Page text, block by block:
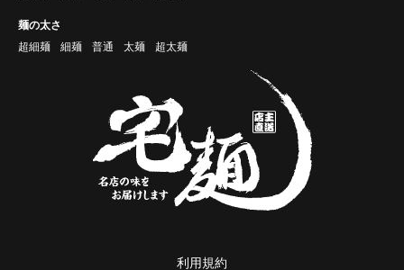
麺の太さ
超細麺
細麺 普通 太麺 超太麺
利用規約